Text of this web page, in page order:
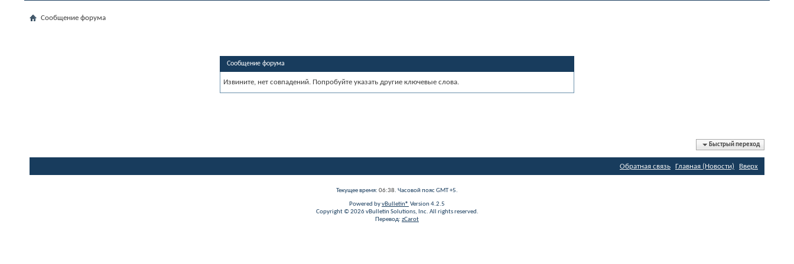
Сообщение форума
Сообщение форума
Извините, нет совпадений. Попробуйте указать другие ключевые слова.
Быстрый переход
Обратная связь Главная (Новости) Вверх
Текущее время: 06:38. Часовой пояс GMT +5.
Powered byvBulletin® Version 4.2.5
Copyright © 2026 vBulletin Solutions, Inc. All rights reserved.
Перевод: zCarot